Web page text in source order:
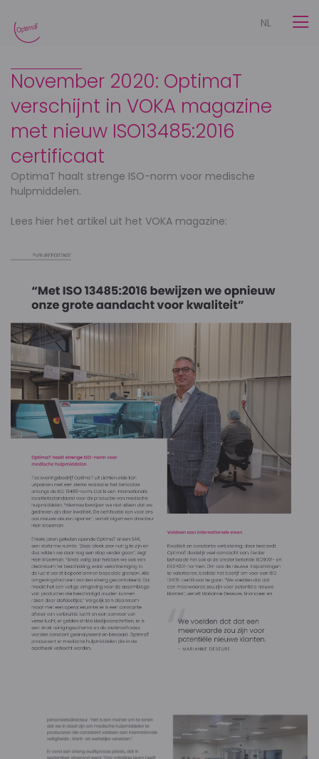
NL
November 2020: OptimaT
verschijnt in VOKA magazine
met nieuw ISO13485:2016
certificaat
OptimaT haalt strenge ISO-norm voor medische
hulpmiddelen.
Lees hier het artikel uit het VOKA magazine: